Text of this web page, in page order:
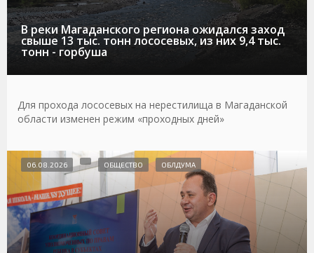
В реки Магаданского региона ожидался заход
свыше 13 тыс. тонн лососевых, из них 9,4 тыс.
тонн - горбуша
Для прохода лососевых на нерестилища в Магаданской
области изменен режим «проходных дней»
06.08.2026 ОБЩЕСТВО ОБЛДУМА